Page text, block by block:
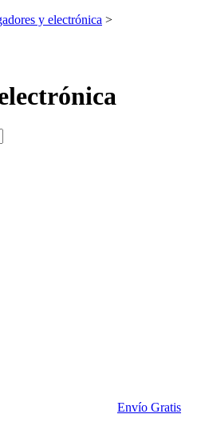
y electrónica >
Envío Gratis